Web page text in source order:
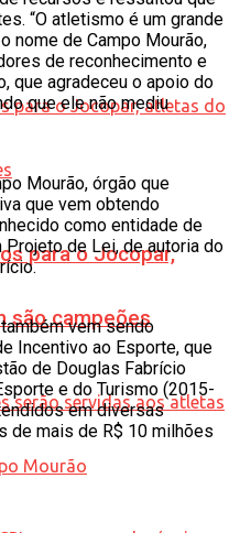
para o Jocopar,
são campeões
“O atletismo é um grande
nome de Campo Mourão,
de reconhecimento e
que agradeceu o apoio do
que ele não mediu
Mourão, órgão que
que vem obtendo
como entidade de
de Lei, de autoria do
vem sendo
Incentivo ao Esporte, que
de Douglas Fabrício
e do Turismo (2015-
em diversas
de mais de R$ 10 milhões